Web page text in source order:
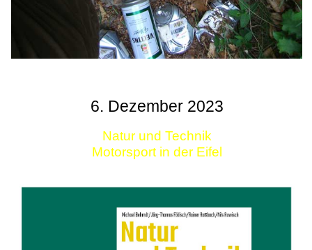
6. Dezember 2023
Natur und Technik
Motorsport in der Eifel